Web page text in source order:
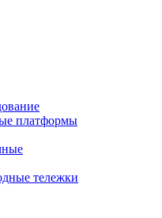
платформы
тележки